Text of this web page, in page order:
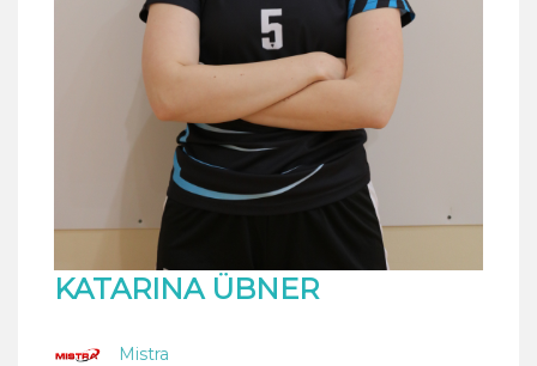
KATARINA ÜBNER
Mistra